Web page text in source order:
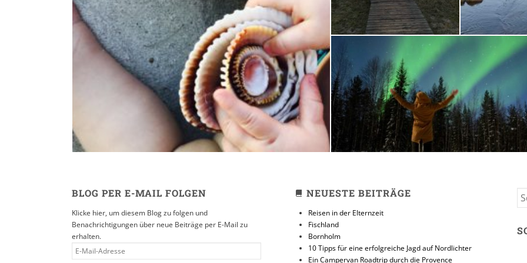
Reisen in der Elternzeit
16. SEPTEMBER 2019
10 Tipps für eine
Jagd auf Nordlichter
31. JANUAR 2018
BLOG PER E-MAIL FOLGEN
Klicke hier, um diesem Blog zu folgen und
Benachrichtigungen über neue Beiträge per E-Mail zu
erhalten.
E-
MAIL-
NEUESTE BEITRÄGE
Reisen in der Elternzeit
Fischland
Bornholm
10 Tipps für eine erfolgreiche Jagd auf Nordlichter
Ein Campervan Roadtrip durch die Provence